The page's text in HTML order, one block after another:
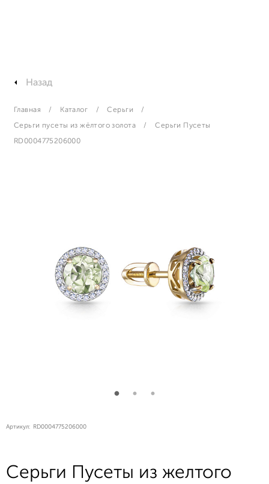
Назад
Главная Каталог Серьги
Серьги пусеты из жёлтого золота Серьги Пусеты
RD0004775206000
Артикул: RD0004775206000
Серьги Пусеты из желтого